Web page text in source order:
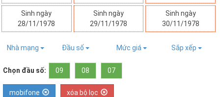
Sinh ngày
28/11/1978
Sinh ngày
29/11/1978
Sinh ngày
30/11/1978
Nhà mạng Đầu số Mức giá Sắp xếp
Chọn đầu số: 09 08 07
mobifone xóa bộ lọc